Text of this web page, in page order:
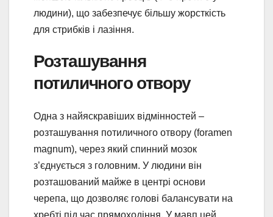
людини), що забезпечує більшу жорсткість
для стрибків і лазіння.
Розташування
потиличного отвору
Одна з найяскравіших відмінностей –
розташування потиличного отвору (foramen
magnum), через який спинний мозок
з’єднується з головним. У людини він
розташований майже в центрі основи
черепа, що дозволяє голові балансувати на
хребті під час прямоходіння. У мавп цей